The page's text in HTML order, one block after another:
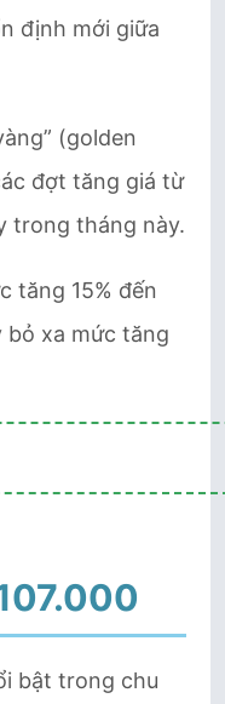
định mới giữa
(golden
đợt tăng giá từ
trong tháng này.
tăng 15% đến
bỏ xa mức tăng
bật trong chu